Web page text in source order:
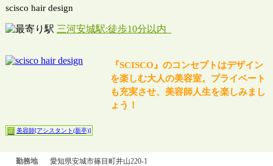
scisco hair design
三河安城駅:徒歩10分以内
『SCISCO』のコンセプトはデザイン
を楽しむ大人の美容室。プライベート
も充実させ、美容師人生を楽しみまし
ょう！
正 美容師[アシスタント(新卒)]
勤務地 愛知県安城市篠目町井山220-1